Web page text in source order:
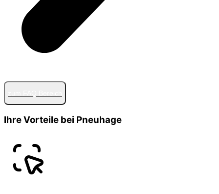
Ihre Vorteile bei Pneuhage